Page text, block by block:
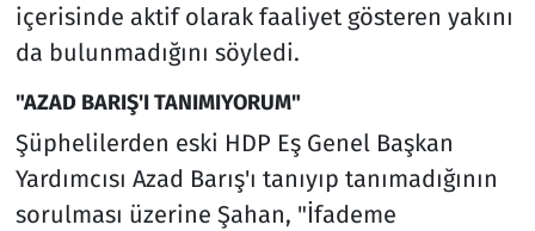
içerisinde aktif olarak faaliyet gösteren yakını
da bulunmadığını söyledi.
"AZAD BARIŞ'I TANIMIYORUM"
Şüphelilerden eski HDP Eş Genel Başkan
Yardımcısı Azad Barış'ı tanıyıp tanımadığının
sorulması üzerine Şahan, "İfademe